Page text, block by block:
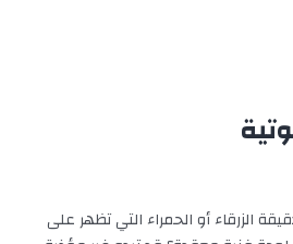
الزرقاء أو الحمراء التي تظهر على